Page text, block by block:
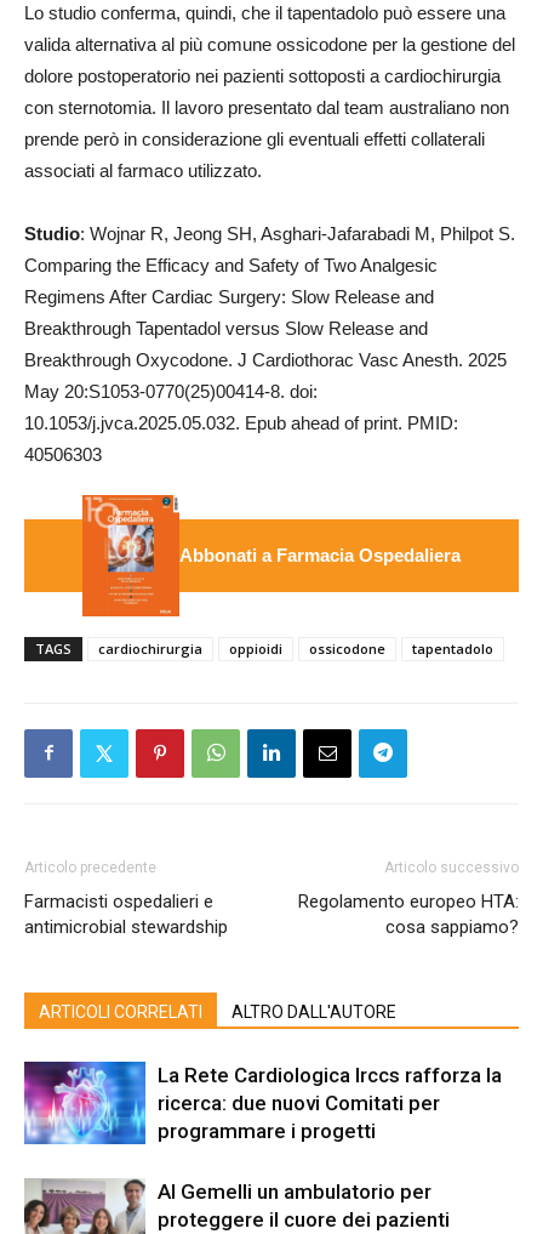
Lo studio conferma, quindi, che il tapentadolo può essere una
valida alternativa al più comune ossicodone per la gestione del
dolore postoperatorio nei pazienti sottoposti a cardiochirurgia
con sternotomia. Il lavoro presentato dal team australiano non
prende però in considerazione gli eventuali effetti collaterali
associati al farmaco utilizzato.
Studio: Wojnar R, Jeong SH, Asghari-Jafarabadi M, Philpot S.
Comparing the Efficacy and Safety of Two Analgesic
Regimens After Cardiac Surgery: Slow Release and
Breakthrough Tapentadol versus Slow Release and
Breakthrough Oxycodone. J Cardiothorac Vasc Anesth. 2025
May 20:S1053-0770(25)00414-8. doi:
10.1053/j.jvca.2025.05.032. Epub ahead of print. PMID:
40506303
Abbonati a Farmacia Ospedaliera
TAGS cardiochirurgia oppioidi ossicodone tapentadolo
Articolo precedente
Farmacisti ospedalieri e
antimicrobial stewardship
Articolo successivo
Regolamento europeo HTA:
cosa sappiamo?
ARTICOLI CORRELATI ALTRO DALL'AUTORE
La Rete Cardiologica Irccs rafforza la
ricerca: due nuovi Comitati per
programmare i progetti
Al Gemelli un ambulatorio per
proteggere il cuore dei pazienti